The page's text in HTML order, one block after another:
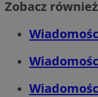
Zobacz również